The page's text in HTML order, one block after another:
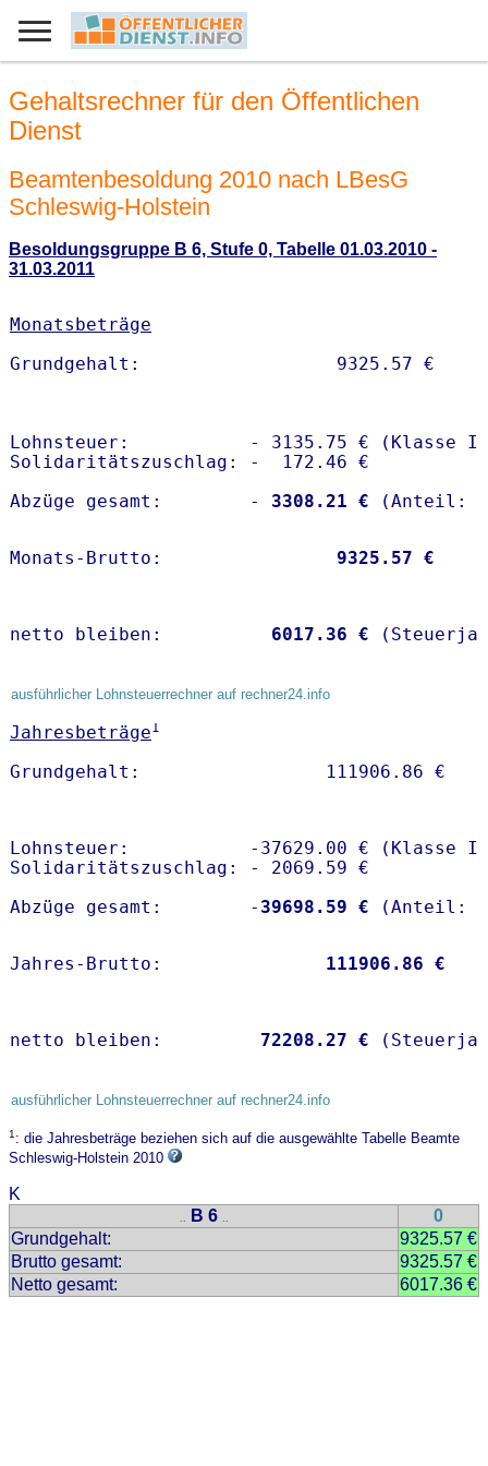
Gehaltsrechner für den Öffentlichen
Dienst
Beamtenbesoldung 2010 nach LBesG
Schleswig-Holstein
Besoldungsgruppe B 6, Stufe 0, Tabelle 01.03.2010 -
31.03.2011
Monatsbeträge
Lohnsteuer:           - 3135.75 € (Klasse I)
Solidaritätszuschlag: -  172.46 €
Abzüge gesamt:        -
3308.21 €
Monats-Brutto: 9325.57 €
netto bleiben: 6017.36 €
ausführlicher Lohnsteuerrechner auf rechner24.info
Jahresbeträge1
Lohnsteuer:           -37629.00 € (Klasse I)
Solidaritätszuschlag: - 2069.59 €
Abzüge gesamt:        - 39698.59 €
Jahres-Brutto: 111906.86 €
netto bleiben: 72208.27 €
ausführlicher Lohnsteuerrechner auf rechner24.info
1: die Jahresbeträge beziehen sich auf die ausgewählte Tabelle Beamte
Schleswig-Holstein 2010
K
.. B 6 ..
0
Grundgehalt:
9325.57 €
Brutto gesamt:
9325.57 €
Netto gesamt:
6017.36 €